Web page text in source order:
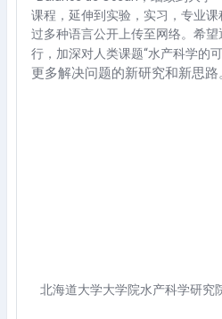
课程，延伸到实验，实习，专业
过多种语言公开上传至网络。希
行，加深对人类课题“水产科学的
更多解决问题的新研究和新思路
北海道大学大学院水产科学研